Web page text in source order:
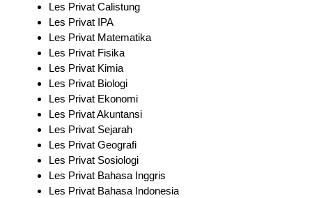
Les Privat Calistung
Les Privat IPA
Les Privat Matematika
Les Privat Fisika
Les Privat Kimia
Les Privat Biologi
Les Privat Ekonomi
Les Privat Akuntansi
Les Privat Sejarah
Les Privat Geografi
Les Privat Sosiologi
Les Privat Bahasa Inggris
Les Privat Bahasa Indonesia